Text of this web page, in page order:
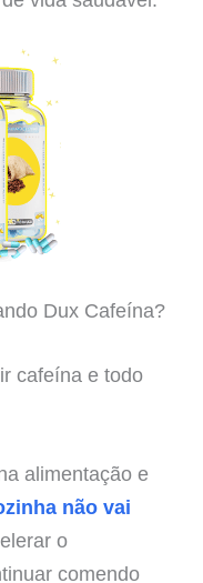
Dux Cafeína?
cafeína e todo
alimentação e
não vai
o
comendo